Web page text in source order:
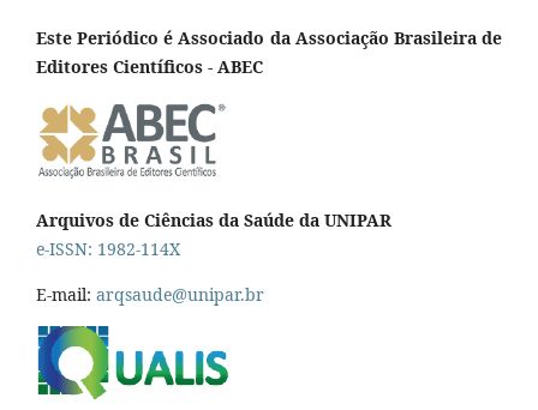
Este Periódico é Associado da Associação Brasileira de
Editores Científicos - ABEC
Arquivos de Ciências da Saúde da UNIPAR
e-ISSN: 1982-114X
E-mail: arqsaude@unipar.br